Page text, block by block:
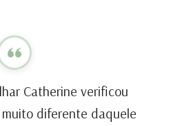
Catherine verificou
diferente daquele